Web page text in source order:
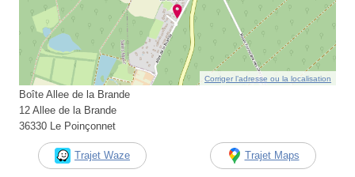
Corriger l’adresse ou la localisation
Boîte Allee de la Brande
12 Allee de la Brande
36330 Le Poinçonnet
Trajet Waze Trajet Maps